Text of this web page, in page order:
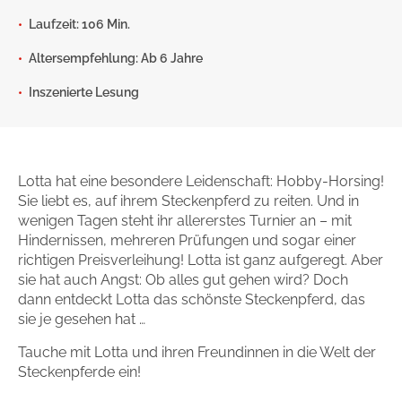
Gib dem Monster keine Schokolade
Indigo Wild - Folge 1
Laufzeit: 106 Min.
Altersempfehlung: Ab 6 Jahre
Inszenierte Lesung
Lotta hat eine besondere Leidenschaft: Hobby-Horsing!
Sie liebt es, auf ihrem Steckenpferd zu reiten. Und in
wenigen Tagen steht ihr allererstes Turnier an – mit
Hindernissen, mehreren Prüfungen und sogar einer
richtigen Preisverleihung! Lotta ist ganz aufgeregt. Aber
sie hat auch Angst: Ob alles gut gehen wird? Doch
dann entdeckt Lotta das schönste Steckenpferd, das
sie je gesehen hat …
Tauche mit Lotta und ihren Freundinnen in die Welt der
Steckenpferde ein!